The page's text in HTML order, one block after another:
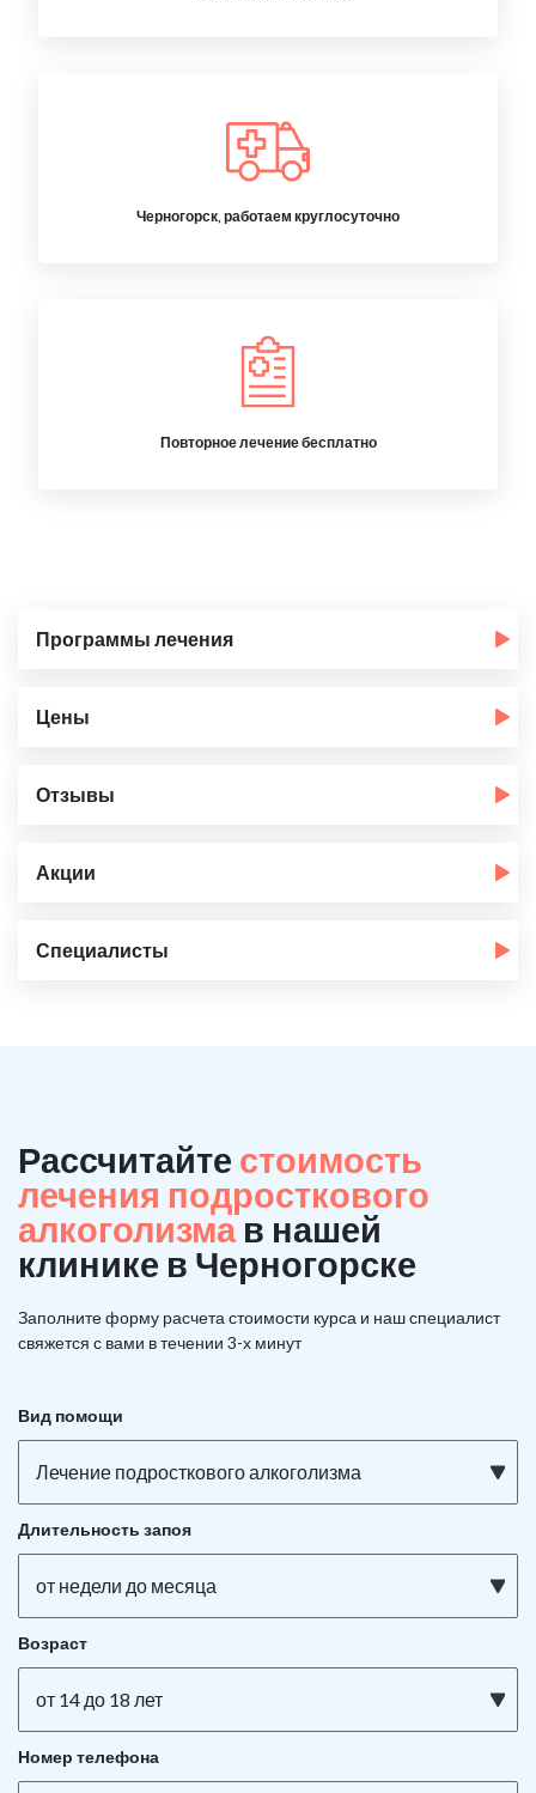
Черногорск, работаем круглосуточно
Повторное лечение бесплатно
Программы лечения
Цены
Отзывы
Акции
Специалисты
Рассчитайте стоимость
лечения подросткового
алкоголизмав нашей
клинике в Черногорске
Заполните форму расчета стоимости курса и наш специалист
свяжется с вами в течении 3-х минут
Вид помощи
Лечение подросткового алкоголизма
Длительность запоя
от недели до месяца
Возраст
от 14 до 18 лет
Номер телефона